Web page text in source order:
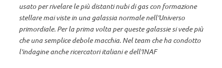
usato per rivelare le più distanti nubi di gas con formazione
stellare mai viste in una galassia normale nell'Universo
primordiale. Per la prima volta per queste galassie si vede più
che una semplice debole macchia. Nel team che ha condotto
l'indagine anche ricercatori italiani e dell'INAF